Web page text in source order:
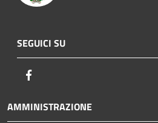
SEGUICI SU
AMMINISTRAZIONE